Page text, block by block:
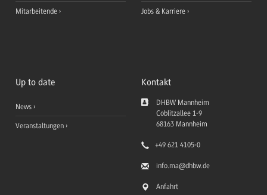
Mitarbeitende Jobs & Karriere
Up to date
News
Veranstaltungen
Kontakt
DHBW Mannheim
Coblitzallee 1-9
68163 Mannheim
+49 621 4105-0
info.ma@dhbw.de
Anfahrt